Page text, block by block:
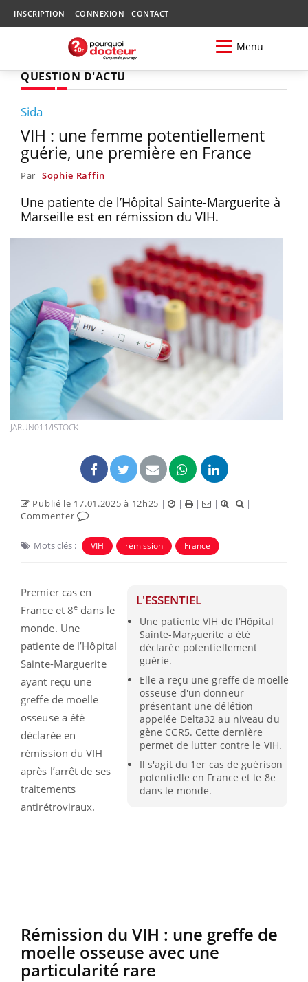
INSCRIPTION CONNEXION CONTACT
Menu
QUESTION D'ACTU
Sida
VIH : une femme potentiellement
guérie, une première en France
Par Sophie Raffin
Une patiente de l’Hôpital Sainte-Marguerite à
Marseille est en rémission du VIH.
JARUN011/ISTOCK
Publié le 17.01.2025 à 12h25 | | | |
|
Commenter
Mots clés : VIH rémission France
L'ESSENTIEL
Une patiente VIH de l’Hôpital
Sainte-Marguerite a été
déclarée potentiellement
guérie.
Elle a reçu une greffe de moelle
osseuse d'un donneur
présentant une délétion
appelée Delta32 au niveau du
gène CCR5. Cette dernière
permet de lutter contre le VIH.
Il s'agit du 1er cas de guérison
potentielle en France et le 8e
dans le monde.
Premier cas en
France et 8e dans le
monde. Une
patiente de l’Hôpital
Sainte-Marguerite
ayant reçu une
greffe de moelle
osseuse a été
déclarée en
rémission du VIH
après l’arrêt de ses
traitements
antirétroviraux.
Rémission du VIH : une greffe de
moelle osseuse avec une
particularité rare